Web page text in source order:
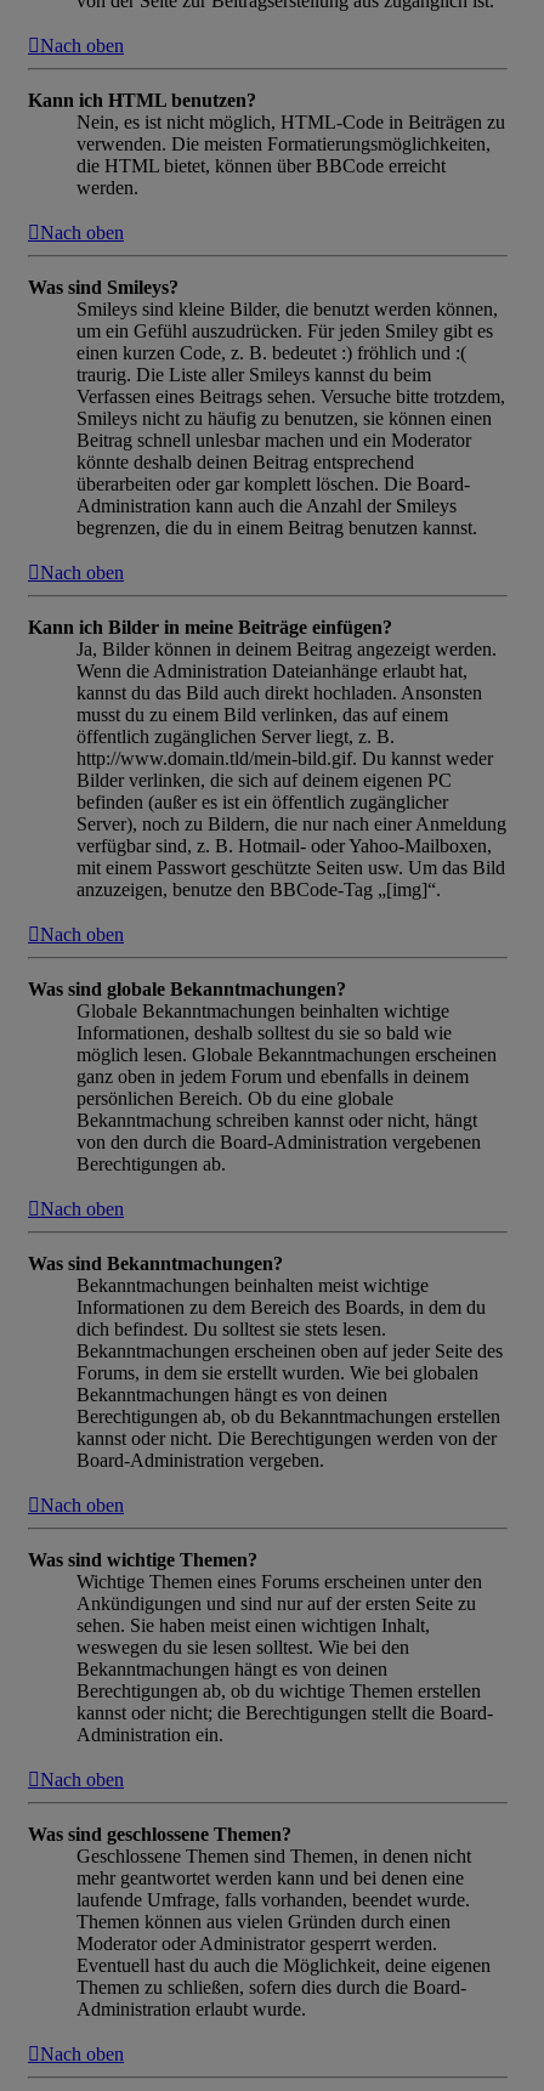
Nach oben
Kann ich HTML benutzen?
Nein, es ist nicht möglich, HTML-Code in Beiträgen zu
verwenden. Die meisten Formatierungsmöglichkeiten,
die HTML bietet, können über BBCode erreicht
werden.
Nach oben
Was sind Smileys?
Smileys sind kleine Bilder, die benutzt werden können,
um ein Gefühl auszudrücken. Für jeden Smiley gibt es
einen kurzen Code, z. B. bedeutet :) fröhlich und :(
traurig. Die Liste aller Smileys kannst du beim
Verfassen eines Beitrags sehen. Versuche bitte trotzdem,
Smileys nicht zu häufig zu benutzen, sie können einen
Beitrag schnell unlesbar machen und ein Moderator
könnte deshalb deinen Beitrag entsprechend
überarbeiten oder gar komplett löschen. Die Board-
Administration kann auch die Anzahl der Smileys
begrenzen, die du in einem Beitrag benutzen kannst.
Nach oben
Kann ich Bilder in meine Beiträge einfügen?
Ja, Bilder können in deinem Beitrag angezeigt werden.
Wenn die Administration Dateianhänge erlaubt hat,
kannst du das Bild auch direkt hochladen. Ansonsten
musst du zu einem Bild verlinken, das auf einem
öffentlich zugänglichen Server liegt, z. B.
http://www.domain.tld/mein-bild.gif. Du kannst weder
Bilder verlinken, die sich auf deinem eigenen PC
befinden (außer es ist ein öffentlich zugänglicher
Server), noch zu Bildern, die nur nach einer Anmeldung
verfügbar sind, z. B. Hotmail- oder Yahoo-Mailboxen,
mit einem Passwort geschützte Seiten usw. Um das Bild
anzuzeigen, benutze den BBCode-Tag „[img]“.
Nach oben
Was sind globale Bekanntmachungen?
Globale Bekanntmachungen beinhalten wichtige
Informationen, deshalb solltest du sie so bald wie
möglich lesen. Globale Bekanntmachungen erscheinen
ganz oben in jedem Forum und ebenfalls in deinem
persönlichen Bereich. Ob du eine globale
Bekanntmachung schreiben kannst oder nicht, hängt
von den durch die Board-Administration vergebenen
Berechtigungen ab.
Nach oben
Was sind Bekanntmachungen?
Bekanntmachungen beinhalten meist wichtige
Informationen zu dem Bereich des Boards, in dem du
dich befindest. Du solltest sie stets lesen.
Bekanntmachungen erscheinen oben auf jeder Seite des
Forums, in dem sie erstellt wurden. Wie bei globalen
Bekanntmachungen hängt es von deinen
Berechtigungen ab, ob du Bekanntmachungen erstellen
kannst oder nicht. Die Berechtigungen werden von der
Board-Administration vergeben.
Nach oben
Was sind wichtige Themen?
Wichtige Themen eines Forums erscheinen unter den
Ankündigungen und sind nur auf der ersten Seite zu
sehen. Sie haben meist einen wichtigen Inhalt,
weswegen du sie lesen solltest. Wie bei den
Bekanntmachungen hängt es von deinen
Berechtigungen ab, ob du wichtige Themen erstellen
kannst oder nicht; die Berechtigungen stellt die Board-
Administration ein.
Nach oben
Was sind geschlossene Themen?
Geschlossene Themen sind Themen, in denen nicht
mehr geantwortet werden kann und bei denen eine
laufende Umfrage, falls vorhanden, beendet wurde.
Themen können aus vielen Gründen durch einen
Moderator oder Administrator gesperrt werden.
Eventuell hast du auch die Möglichkeit, deine eigenen
Themen zu schließen, sofern dies durch die Board-
Administration erlaubt wurde.
Nach oben